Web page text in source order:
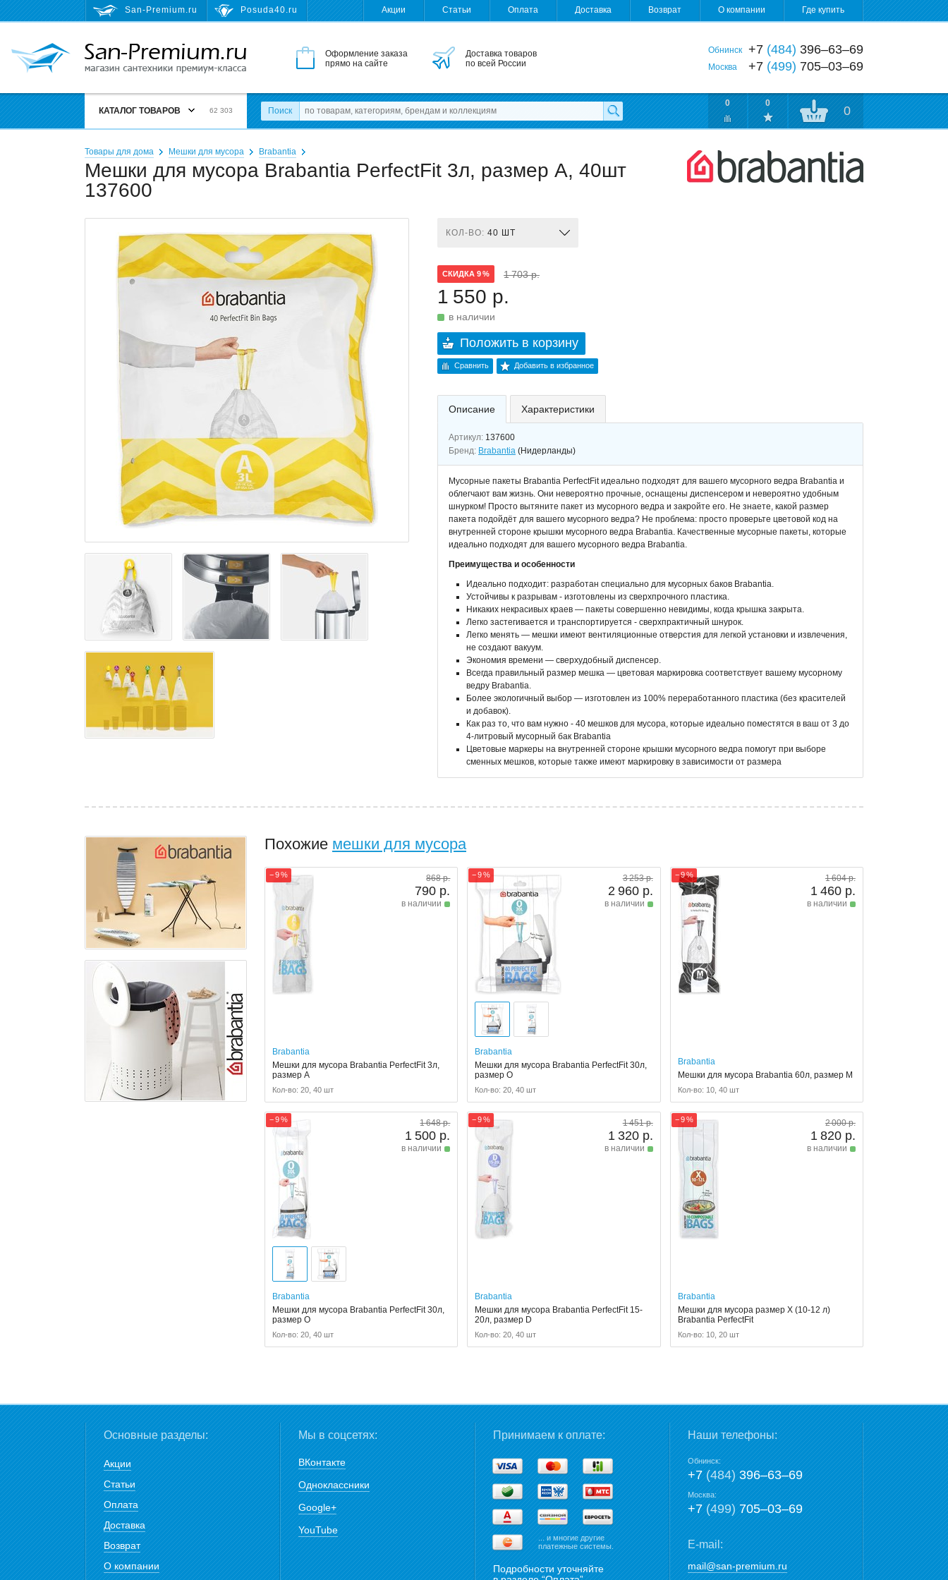
San-Premium.ru Posuda40.ru Акции Статьи Оплата Доставка Возврат О компании Где купить
Оформление заказа
прямо на сайте
Доставка товаров
по всей России
Обнинск +7 (484) 396‒63‒69
Москва +7 (499) 705‒03‒69
КАТАЛОГ ТОВАРОВ 62 303 Поиск
0 0
0
Товары для дома Мешки для мусора Brabantia
Мешки для мусора Brabantia PerfectFit 3л, размер A, 40шт
137600
КОЛ-ВО: 40 ШТ
СКИДКА 9 % 1 703 р.
1 550 р.
в наличии
Положить в корзину
Сравнить Добавить в избранное
Описание Характеристики
Артикул: 137600
Бренд: Brabantia (Нидерланды)
Мусорные пакеты Brabantia PerfectFit идеально подходят для вашего мусорного ведра Brabantia и
облегчают вам жизнь. Они невероятно прочные, оснащены диспенсером и невероятно удобным
шнурком! Просто вытяните пакет из мусорного ведра и закройте его. Не знаете, какой размер
пакета подойдёт для вашего мусорного ведра? Не проблема: просто проверьте цветовой код на
внутренней стороне крышки мусорного ведра Brabantia. Качественные мусорные пакеты, которые
идеально подходят для вашего мусорного ведра Brabantia.
Преимущества и особенности
Идеально подходит: разработан специально для мусорных баков Brabantia.
Устойчивы к разрывам - изготовлены из сверхпрочного пластика.
Никаких некрасивых краев — пакеты совершенно невидимы, когда крышка закрыта.
Легко застегивается и транспортируется - сверхпрактичный шнурок.
Легко менять — мешки имеют вентиляционные отверстия для легкой установки и извлечения,
не создают вакуум.
Экономия времени — сверхудобный диспенсер.
Всегда правильный размер мешка — цветовая маркировка соответствует вашему мусорному
ведру Brabantia.
Более экологичный выбор — изготовлен из 100% переработанного пластика (без красителей
и добавок).
Как раз то, что вам нужно - 40 мешков для мусора, которые идеально поместятся в ваш от 3 до
4-литровый мусорный бак Brabantia
Цветовые маркеры на внутренней стороне крышки мусорного ведра помогут при выборе
сменных мешков, которые также имеют маркировку в зависимости от размера
Похожие мешки для мусора
− 9 % 868 р.
790 р.
в наличии
Brabantia
Мешки для мусора Brabantia PerfectFit 3л,
размер A
Кол-во: 20, 40 шт
− 9 % 3 253 р.
2 960 р.
в наличии
Brabantia
Мешки для мусора Brabantia PerfectFit 30л,
размер O
Кол-во: 20, 40 шт
− 9 % 1 604 р.
1 460 р.
в наличии
Brabantia
Мешки для мусора Brabantia 60л, размер M
Кол-во: 10, 40 шт
− 9 % 1 648 р.
1 500 р.
в наличии
Brabantia
Мешки для мусора Brabantia PerfectFit 30л,
размер O
Кол-во: 20, 40 шт
− 9 % 1 451 р.
1 320 р.
в наличии
Brabantia
Мешки для мусора Brabantia PerfectFit 15-
20л, размер D
Кол-во: 20, 40 шт
− 9 % 2 000 р.
1 820 р.
в наличии
Brabantia
Мешки для мусора размер X (10-12 л)
Brabantia PerfectFit
Кол-во: 10, 20 шт
Основные разделы:
Акции
Статьи
Оплата
Доставка
Возврат
О компании
Мы в соцсетях:
ВКонтакте
Одноклассники
Google+
YouTube
Принимаем к оплате:
... и многие другие
платежные системы.
Подробности уточняйте
Наши телефоны:
Обнинск:
+7(484)396‒63‒69
Москва:
+7(499)705‒03‒69
E-mail:
mail@san-premium.ru